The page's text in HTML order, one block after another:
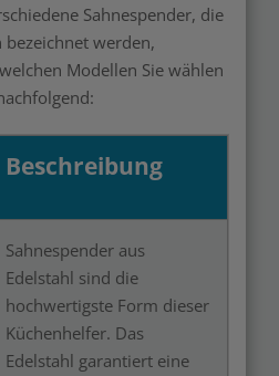
Sahnespender, die
bezeichnet werden,
Modellen Sie wählen
Beschreibung
Sahnespender aus
Edelstahl sind die
hochwertigste Form dieser
Küchenhelfer. Das
Edelstahl garantiert eine